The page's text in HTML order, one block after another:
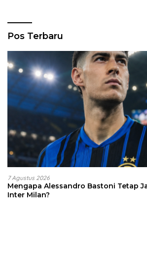
Pos Terbaru
7 Agustus 2026
Mengapa Alessandro Bastoni Tetap
Inter Milan?